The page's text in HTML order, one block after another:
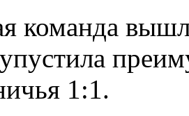
команда
1:1.